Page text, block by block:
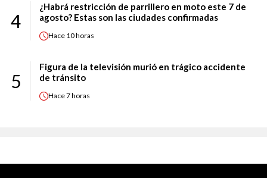
4
¿Habrá restricción de parrillero en moto este 7 de
agosto? Estas son las ciudades confirmadas
Hace 10 horas
5
Figura de la televisión murió en trágico accidente
de tránsito
Hace7 horas